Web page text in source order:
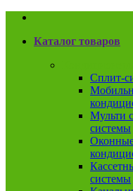
Каталог товаров
Сплит-
Мульти
системы
системы